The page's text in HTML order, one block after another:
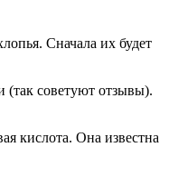
Сначала их будет
(так советуют отзывы).
кислота. Она известна